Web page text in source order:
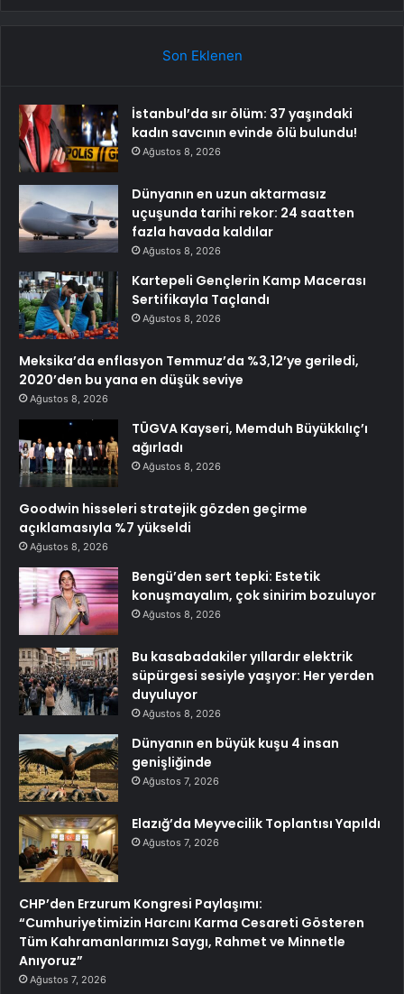
Son Eklenen
İstanbul’da sır ölüm: 37 yaşındaki
kadın savcının evinde ölü bulundu!
Ağustos 8, 2026
Dünyanın en uzun aktarmasız
uçuşunda tarihi rekor: 24 saatten
fazla havada kaldılar
Ağustos 8, 2026
Kartepeli Gençlerin Kamp Macerası
Sertifikayla Taçlandı
Ağustos 8, 2026
Meksika’da enflasyon Temmuz’da %3,12’ye geriledi,
2020’den bu yana en düşük seviye
Ağustos 8, 2026
TÜGVA Kayseri, Memduh Büyükkılıç’ı
ağırladı
Ağustos 8, 2026
Goodwin hisseleri stratejik gözden geçirme
açıklamasıyla %7 yükseldi
Ağustos 8, 2026
Bengü’den sert tepki: Estetik
konuşmayalım, çok sinirim bozuluyor
Ağustos 8, 2026
Bu kasabadakiler yıllardır elektrik
süpürgesi sesiyle yaşıyor: Her yerden
duyuluyor
Ağustos 8, 2026
Dünyanın en büyük kuşu 4 insan
genişliğinde
Ağustos 7, 2026
Elazığ’da Meyvecilik Toplantısı Yapıldı
Ağustos 7, 2026
CHP’den Erzurum Kongresi Paylaşımı:
“Cumhuriyetimizin Harcını Karma Cesareti Gösteren
Tüm Kahramanlarımızı Saygı, Rahmet ve Minnetle
Anıyoruz”
Ağustos 7, 2026